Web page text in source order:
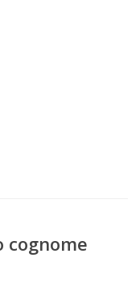
cognome